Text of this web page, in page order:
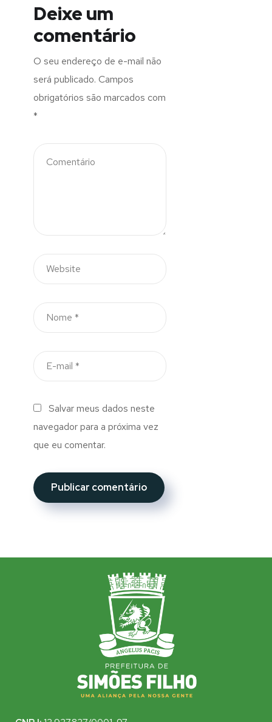
Deixe um
comentário
O seu endereço de e-mail não
será publicado. Campos
obrigatórios são marcados com
*
Salvar meus dados neste
navegador para a próxima vez
que eu comentar.